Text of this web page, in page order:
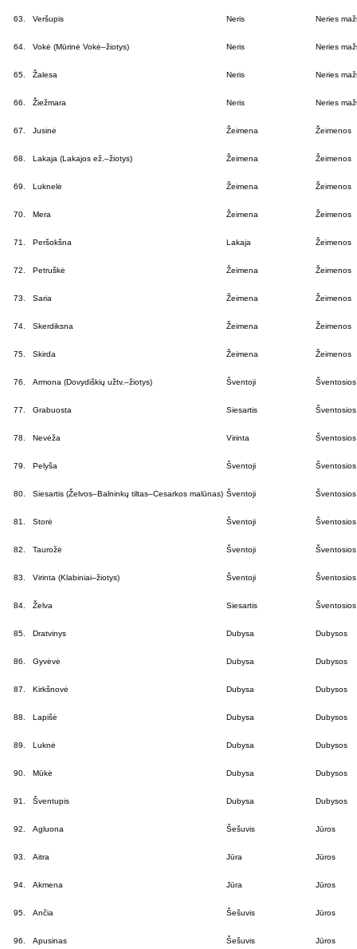
63. Veršupis Neris Neries
64. Vokė (Mūrinė Vokė–žiotys) Neris Neries
65. Žalesa Neris Neries
66. Žiežmara Neris Neries
67. Jusinė Žeimena Žeimenos
68. Lakaja (Lakajos ež.–žiotys) Žeimena Žeimenos
69. Luknelė Žeimena Žeimenos
70. Mera Žeimena Žeimenos
71. Peršokšna Lakaja Žeimenos
72. Petruškė Žeimena Žeimenos
73. Saria Žeimena Žeimenos
74. Skerdiksna Žeimena Žeimenos
75. Skirda Žeimena Žeimenos
76. Armona (Dovydiškių užtv.–žiotys) Šventoji Šventosios
77. Grabuosta Siesartis Šventosios
78. Nevėža Virinta Šventosios
79. Pelyša Šventoji Šventosios
80. Siesartis (Želvos–Balninkų tiltas–Cesarkos malūnas) Šventoji Šventosios
81. Storė Šventoji Šventosios
82. Taurožė Šventoji Šventosios
83. Virinta (Klabiniai–žiotys) Šventoji Šventosios
84. Želva Siesartis Šventosios
85. Dratvinys Dubysa Dubysos
86. Gyvėvė Dubysa Dubysos
87. Kirkšnovė Dubysa Dubysos
88. Lapišė Dubysa Dubysos
89. Luknė Dubysa Dubysos
90. Mūkė Dubysa Dubysos
91. Šventupis Dubysa Dubysos
92. Agluona Šešuvis Jūros
93. Aitra Jūra Jūros
94. Akmena Jūra Jūros
95. Ančia Šešuvis Jūros
96. Apusinas Šešuvis Jūros